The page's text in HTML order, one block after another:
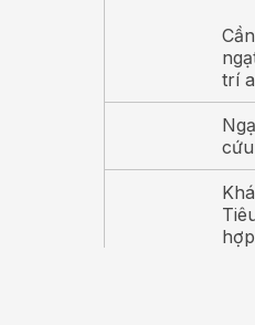
trí
hợp